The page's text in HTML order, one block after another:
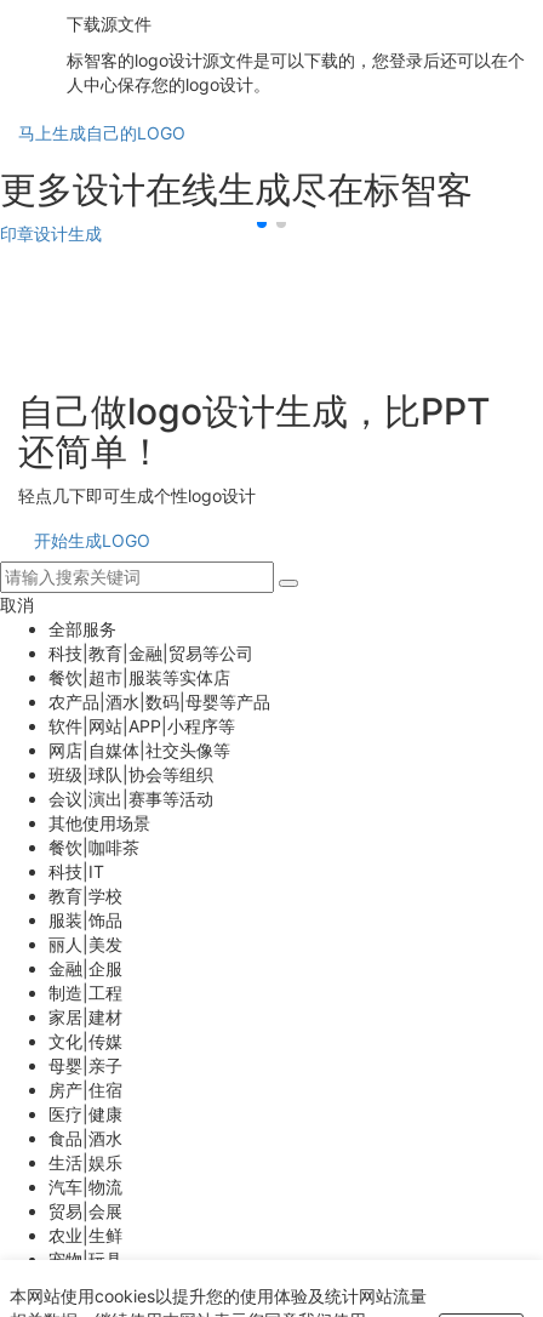
下载源文件
标智客的logo设计源文件是可以下载的，您登录后还可以在个
人中心保存您的logo设计。
马上生成自己的LOGO
更多设计在线生成尽在标智客
印章设计生成
自己做logo设计生成，比PPT
还简单！
轻点几下即可生成个性logo设计
开始生成LOGO
取消
全部服务
科技|教育|金融|贸易等公司
餐饮|超市|服装等实体店
农产品|酒水|数码|母婴等产品
软件|网站|APP|小程序等
网店|自媒体|社交头像等
班级|球队|协会等组织
会议|演出|赛事等活动
其他使用场景
餐饮|咖啡茶
科技|IT
教育|学校
服装|饰品
丽人|美发
金融|企服
制造|工程
家居|建材
文化|传媒
母婴|亲子
房产|住宿
医疗|健康
食品|酒水
生活|娱乐
汽车|物流
贸易|会展
农业|生鲜
宠物|玩具
能源|环保
体育|游戏
本网站使用cookies以提升您的使用体验及统计网站流量